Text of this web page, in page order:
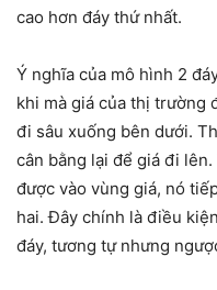
cao hơn đáy thứ nhất.
Ý nghĩa của mô hình 2
khi mà giá của thị trường
đi sâu xuống bên dưới.
cân bằng lại để giá đi
được vào vùng giá, nó
hai. Đây chính là điều
đáy, tương tự nhưng